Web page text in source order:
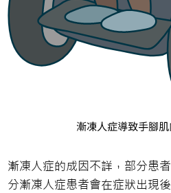
漸凍人症的成因不詳，部分患
分漸凍人症患者會在症狀出現